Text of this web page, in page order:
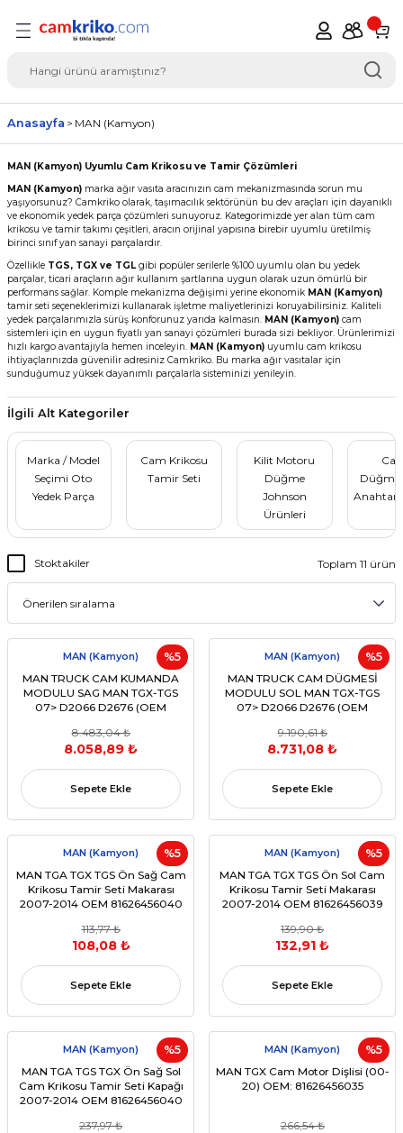
Geri Dön
Seçimi Oto Yedek
Anasayfa MAN (Kamyon)
MAN (Kamyon) Uyumlu Cam Krikosu ve Tamir Çözümleri
MAN (Kamyon) marka ağır vasıta aracınızın cam mekanizmasında sorun mu
yaşıyorsunuz? Camkriko olarak, taşımacılık sektörünün bu dev araçları için dayanıklı
ve ekonomik yedek parça çözümleri sunuyoruz. Kategorimizde yer alan tüm cam
krikosu ve tamir takımı çeşitleri, aracın orijinal yapısına birebir uyumlu üretilmiş
birinci sınıf yan sanayi parçalardır.
Özellikle TGS, TGX ve TGLgibi popüler serilerle %100 uyumlu olan bu yedek
parçalar, ticari araçların ağır kullanım şartlarına uygun olarak uzun ömürlü bir
performans sağlar. Komple mekanizma değişimi yerine ekonomik MAN (Kamyon)
tamir seti seçeneklerimizi kullanarak işletme maliyetlerinizi koruyabilirsiniz. Kaliteli
yedek parçalarımızla sürüş konforunuz yarıda kalmasın. MAN (Kamyon) cam
sistemleri için en uygun fiyatlı yan sanayi çözümleri burada sizi bekliyor. Ürünlerimizi
hızlı kargo avantajıyla hemen inceleyin. MAN (Kamyon) uyumlu cam krikosu
ihtiyaçlarınızda güvenilir adresiniz Camkriko. Bu marka ağır vasıtalar için
sunduğumuz yüksek dayanımlı parçalarla sisteminizi yenileyin.
İlgili Alt Kategoriler
Marka / Model
Seçimi Oto
Yedek Parça
Cam Krikosu
Tamir Seti
Kilit Motoru
Düğme
Johnson
Ürünleri
Anahtar
Stoktakiler Toplam 11 ürün
%5
MAN (Kamyon)
MAN TRUCK CAM KUMANDA
MODULU SAG MAN TGX-TGS
07> D2066 D2676 (OEM
81258067112)
8.483,04 ₺
8.058,89 ₺
Sepete Ekle
%5
MAN (Kamyon)
MAN TRUCK CAM DÜGMESİ
MODULU SOL MAN TGX-TGS
07> D2066 D2676 (OEM
81258067108)
9.190,61 ₺
8.731,08 ₺
Sepete Ekle
%5
MAN (Kamyon)
MAN TGA TGX TGS Ön Sağ Cam
Krikosu Tamir Seti Makarası
2007-2014 OEM 81626456040
113,77 ₺
108,08 ₺
Sepete Ekle
%5
MAN (Kamyon)
MAN TGA TGX TGS Ön Sol Cam
Krikosu Tamir Seti Makarası
2007-2014 OEM 81626456039
139,90 ₺
132,91 ₺
Sepete Ekle
%5
MAN (Kamyon)
MAN TGA TGS TGX Ön Sağ Sol
Cam Krikosu Tamir Seti Kapağı
2007-2014 OEM 81626456040
237,97 ₺
%5
MAN (Kamyon)
MAN TGX Cam Motor Dişlisi (00-
20) OEM: 81626456035
266,54 ₺